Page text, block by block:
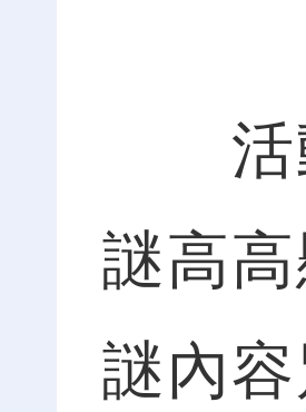
活動
謎高
謎內